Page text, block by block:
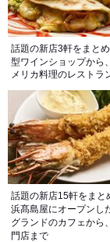
話題の新店3軒をまと
型ワインショップから
メリカ料理のレストラ
話題の新店15軒をまと
浜髙島屋にオープンし
グランドのカフェから
門店まで